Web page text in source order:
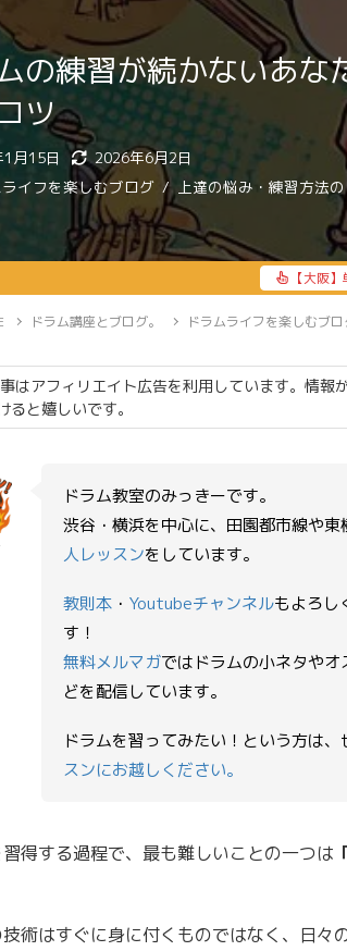
の練習が続かないあ
ツ
月15日
2026年6月2日
ライフを楽しむブログ
上達の悩み・練習方法
【大阪
ドラム講座とブログ。 ドラムライフを楽しむブロ
はアフィリエイト広告を利用しています。情報
ると嬉しいです。
ドラム教室のみっきーです。
渋谷・横浜を中心に、田園都市線や東
人レッスンをしています。
教則本・ Youtubeチャンネルもよろし
す！
無料メルマガではドラムの小ネタやオ
どを配信しています。
ドラムを習ってみたい！という方は、
スンにお越しください。
習得する過程で、最も難しいことの一つは
技術はすぐに身に付くものではなく、日々